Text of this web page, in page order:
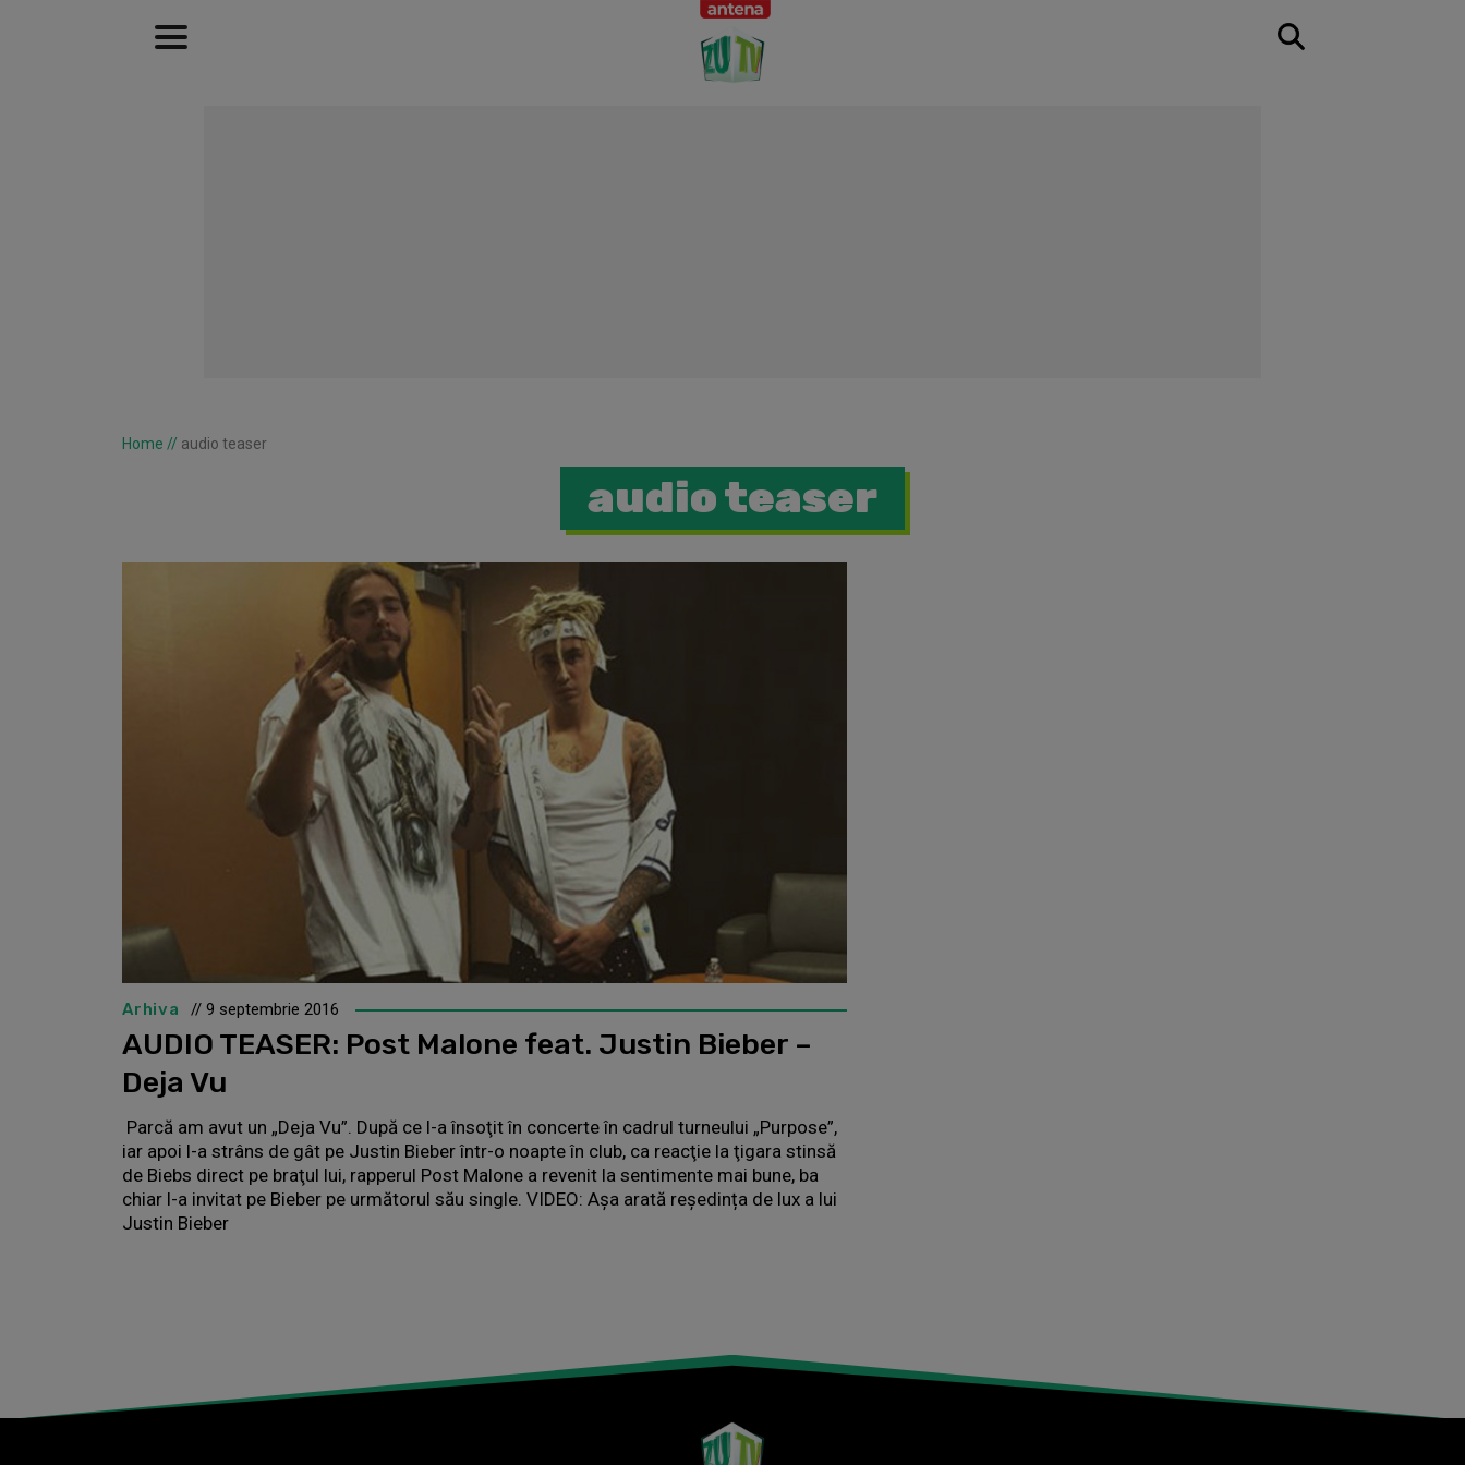
Home // audio teaser
audio teaser
Arhiva // 9 septembrie 2016
AUDIO TEASER: Post Malone feat. Justin Bieber –
Deja Vu
Parcă am avut un „Deja Vu”. După ce l-a însoţit în concerte în cadrul turneului „Purpose”,
iar apoi l-a strâns de gât pe Justin Bieber într-o noapte în club, ca reacţie la ţigara stinsă
de Biebs direct pe braţul lui, rapperul Post Malone a revenit la sentimente mai bune, ba
chiar l-a invitat pe Bieber pe următorul său single. VIDEO: Așa arată reședința de lux a lui
Justin Bieber